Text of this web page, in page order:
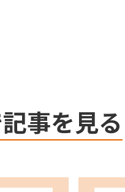
事を見る